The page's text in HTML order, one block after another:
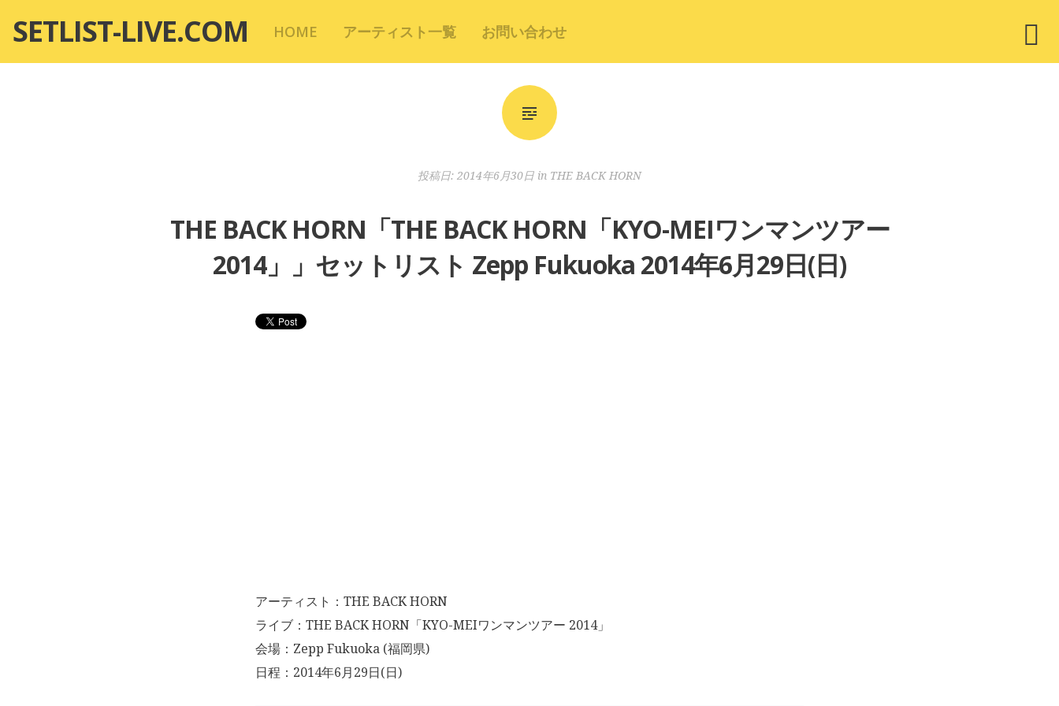
テ
SETLIST-LIVE.COM HOME アーティスト一覧 お問い合わせ
投稿日: 2014年6月30日 in THE BACK HORN
THE BACK HORN「THE BACK HORN「KYO-MEIワンマンツアー
2014」」セットリスト Zepp Fukuoka 2014年6月29日(日)
アーティスト：THE BACK HORN
ライブ：THE BACK HORN「KYO-MEIワンマンツアー 2014」
会場：Zepp Fukuoka (福岡県)
日程：2014年6月29日(日)